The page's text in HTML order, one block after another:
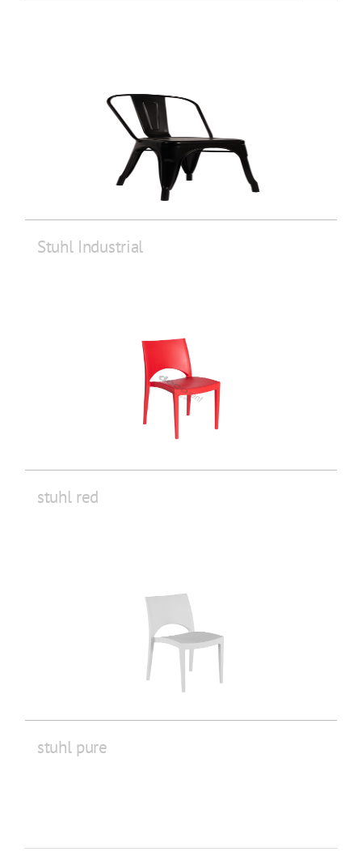
Stuhl Industrial
stuhl red
stuhl pure